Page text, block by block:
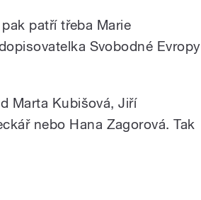
patří třeba Marie
Svobodné Evropy
Marta Kubišová, Jiří
nebo Hana Zagorová. Tak